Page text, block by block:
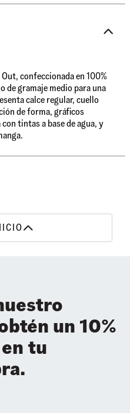
confeccionada en 100%
de gramaje medio para una
calce regular, cuello
de forma, gráficos
tintas a base de agua, y
un 10%
tu